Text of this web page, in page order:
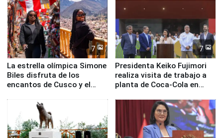
7
La estrella olímpica Simone
Biles disfruta de los
encantos de Cusco y el
7
Presidenta Keiko Fujimori
realiza visita de trabajo a
planta de Coca-Cola en